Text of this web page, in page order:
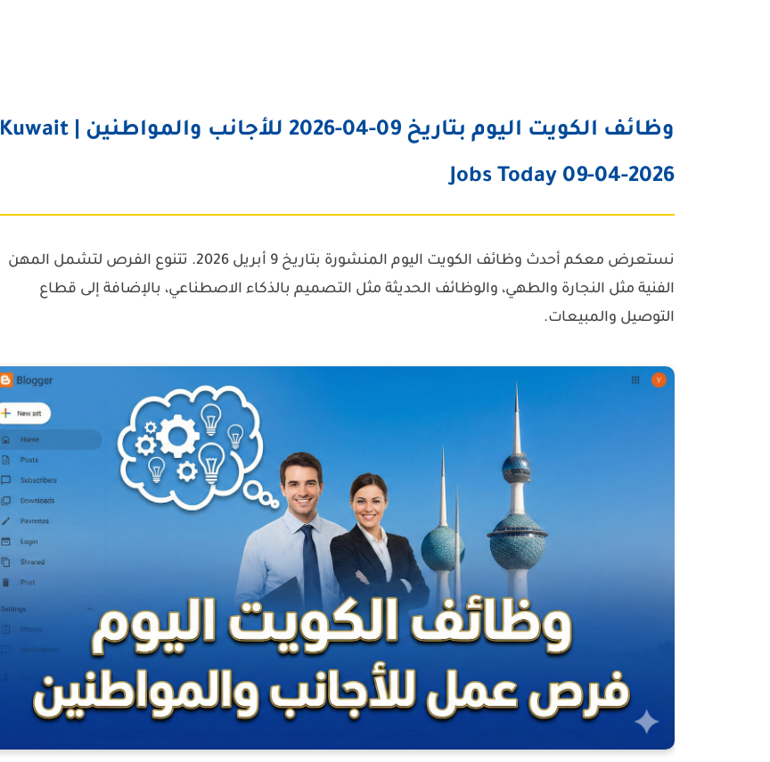
وظائف الكويت اليوم بتاريخ 09-04-2026 للأجانب والمواطنين | Kuwait
Jobs Today 09-04-2026
نستعرض معكم أحدث وظائف الكويت اليوم
المنشورة بتاريخ 9 أبريل 2026. تتنوع الفرص لتشمل المهن
الفنية مثل النجارة والطهي، والوظائف الحديثة مثل التصميم بالذكاء الاصطناعي، بالإضافة إلى قطاع
التوصيل والمبيعات.